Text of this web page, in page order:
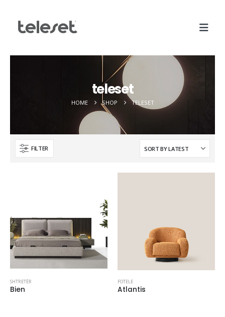
teleset
HOME SHOP TELESET
FILTER
SHTRETËR
Bien
FOTELE
Atlantis